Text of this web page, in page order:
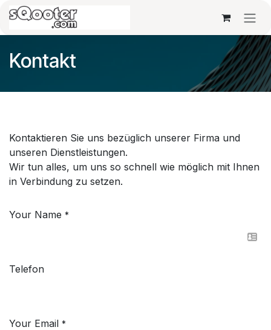
Zum Inhalt springen
Kontakt
Kontaktieren Sie uns bezüglich unserer Firma und
unseren Dienstleistungen.
Wir tun alles, um uns so schnell wie möglich mit Ihnen
in Verbindung zu setzen.
Your Name *
Telefon
Your Email *